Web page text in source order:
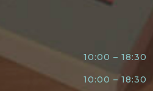
10:00 – 18:30
10:00 – 18:30